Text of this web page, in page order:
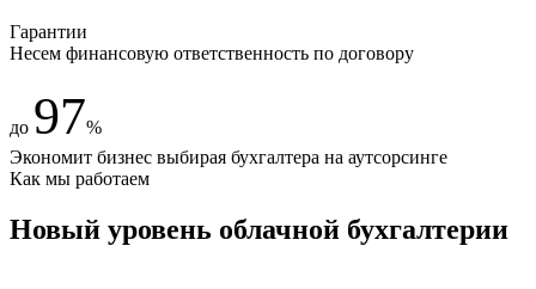
Гарантии
Несем финансовую ответственность по договору
до 97%
Экономит бизнес выбирая бухгалтера на аутсорсинге
Как мы работаем
Новый уровень облачной бухгалтерии